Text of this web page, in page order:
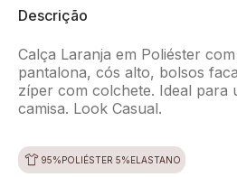
Descrição
Calça Laranja em Poliéster
pantalona, cós alto, bolsos
zíper com colchete. Ideal para
camisa. Look Casual.
95%POLIÉSTER 5%ELASTANO